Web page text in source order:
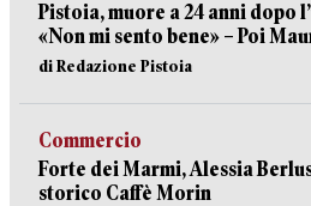
Pistoia, muore a 24 anni dopo
«Non mi sento bene» – Poi
di Redazione Pistoia
Commercio
Forte dei Marmi, Alessia
storico Caffè Morin